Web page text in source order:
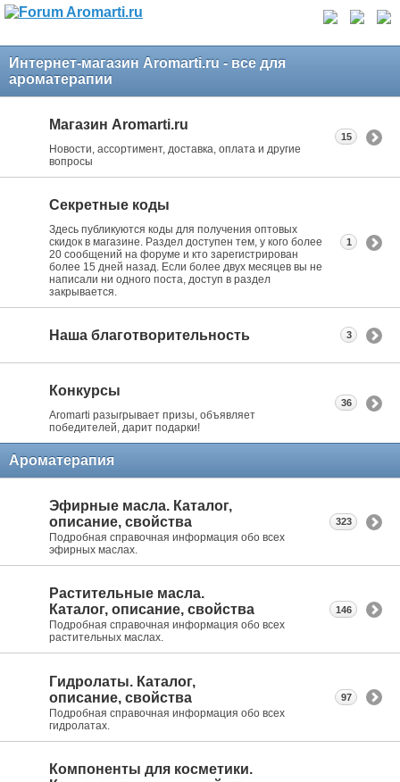
Интернет-магазин Aromarti.ru - все для
ароматерапии
Магазин Aromarti.ru
Новости, ассортимент, доставка, оплата и другие
вопросы
15
Секретные коды
Здесь публикуются коды для получения оптовых
скидок в магазине. Раздел доступен тем, у кого более
20 сообщений на форуме и кто зарегистрирован
более 15 дней назад. Если более двух месяцев вы не
написали ни одного поста, доступ в раздел
закрывается.
1
Наша благотворительность 3
Конкурсы
Aromarti разыгрывает призы, объявляет
победителей, дарит подарки!
36
Ароматерапия
Эфирные масла. Каталог,
описание, свойства
Подробная справочная информация обо всех
эфирных маслах.
323
Растительные масла.
Каталог, описание, свойства
Подробная справочная информация обо всех
растительных маслах.
146
Гидролаты. Каталог,
описание, свойства
Подробная справочная информация обо всех
гидролатах.
97
Компоненты для косметики.